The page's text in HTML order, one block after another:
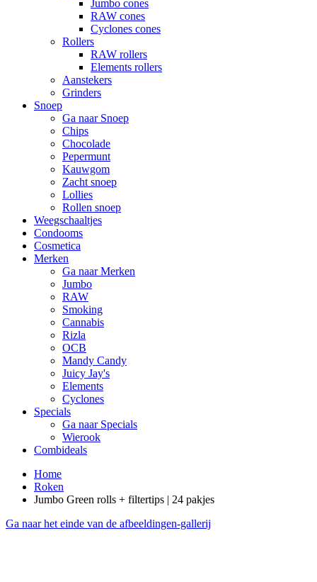
Jumbo cones
RAW cones
Cyclones cones
Rollers
RAW rollers
Elements rollers
Aanstekers
Grinders
Snoep
Ga naar Snoep
Chips
Chocolade
Pepermunt
Kauwgom
Zacht snoep
Lollies
Rollen snoep
Weegschaaltjes
Condooms
Cosmetica
Merken
Ga naar Merken
Jumbo
RAW
Smoking
Cannabis
Rizla
OCB
Mandy Candy
Juicy Jay's
Elements
Cyclones
Specials
Ga naar Specials
Wierook
Combideals
Home
Roken
Jumbo Green rolls + filtertips | 24 pakjes
Ga naar het einde van de afbeeldingen-gallerij